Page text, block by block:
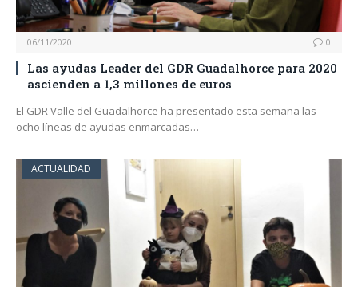
06/11/2020 0
Las ayudas Leader del GDR Guadalhorce para 2020
ascienden a 1,3 millones de euros
El GDR Valle del Guadalhorce ha presentado esta semana las
ocho líneas de ayudas enmarcadas…
ACTUALIDAD